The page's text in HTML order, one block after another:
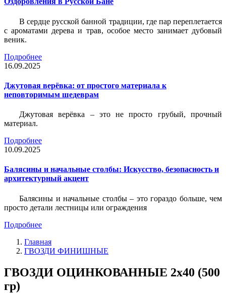
В сердце русской банной традиции, где пар переплетается
с ароматами дерева и трав, особое место занимает дубовый
веник.
Подробнее
16.09.2025
Джутовая верёвка: от простого материала к
неповторимым шедеврам
Джутовая верёвка – это не просто грубый, прочный
материал.
Подробнее
10.09.2025
Балясины и начальные столбы: Искусство, безопасность и
архитектурный акцент
Балясины и начальные столбы – это гораздо больше, чем
просто детали лестницы или ограждения
Подробнее
Главная
ГВОЗДИ ФИНИШНЫЕ
ГВОЗДИ ОЦИНКОВАННЫЕ 2х40 (500
гр)